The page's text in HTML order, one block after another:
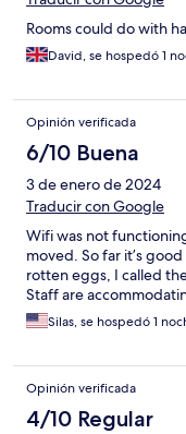
Rooms could do with
David, se hospedó 1
Opinión verificada
6/10 Buena
3 de enero de 2024
Traducir con Google
Wifi was not
moved. So far it’s
rotten eggs, I called
Staff are
Silas, se hospedó 1
Opinión verificada
4/10 Regular